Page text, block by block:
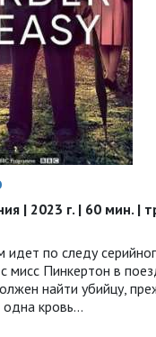
| 2023 г. | 60 мин. |
по следу
мисс Пинкертон в
найти убийцу,
одна кровь…